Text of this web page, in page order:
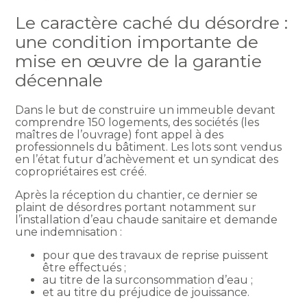
Le caractère caché du désordre :
une condition importante de
mise en œuvre de la garantie
décennale
Dans le but de construire un immeuble devant
comprendre 150 logements, des sociétés (les
maîtres de l’ouvrage) font appel à des
professionnels du bâtiment. Les lots sont vendus
en l’état futur d’achèvement et un syndicat des
copropriétaires est créé.
Après la réception du chantier, ce dernier se
plaint de désordres portant notamment sur
l’installation d’eau chaude sanitaire et demande
une indemnisation :
pour que des travaux de reprise puissent
être effectués ;
au titre de la surconsommation d’eau ;
et au titre du préjudice de jouissance.